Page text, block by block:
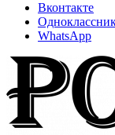
Вконтакте
WhatsApp